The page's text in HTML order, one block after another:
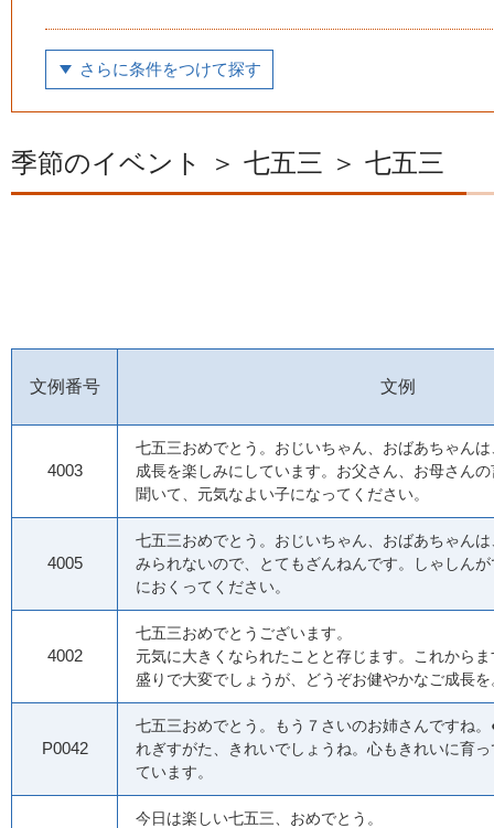
さらに条件をつけて探す
季節のイベント ＞ 七五三 ＞ 七五三
文例番号 文例
4003
七五三おめでとう。おじいちゃん、おばあちゃん
成長を楽しみにしています。お父さん、お母さん
聞いて、元気なよい子になってください。
4005
七五三おめでとう。おじいちゃん、おばあちゃん
みられないので、とてもざんねんです。しゃしん
におくってください。
4002
七五三おめでとうござ
元気に大きくなられたことと存じます。これから
盛りで大変でしょうが、どうぞお健やかなご成長を
P0042
七五三おめでとう。もう７さいのお姉さんですね
れぎすがた、きれいでしょうね。心もきれいに育
ています。
今日は楽しい七五三、おめ